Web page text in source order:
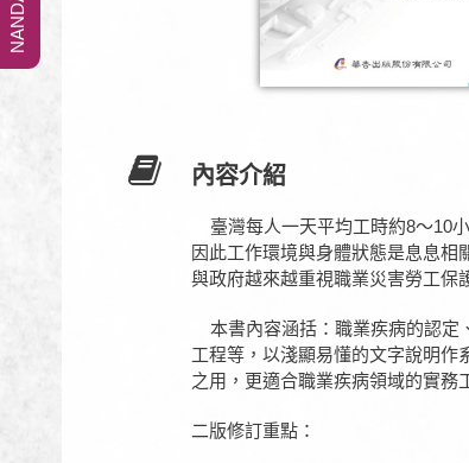
內容介紹
臺灣每人一天平均工時約8～10
因此工作環境與身體狀態是息息
與政府越來越重視職業災害勞工保
本書內容涵括：職業疾病的認定
工程等，以淺顯易懂的文字說明作
之用，更適合職業疾病領域的實務
二版修訂重點：